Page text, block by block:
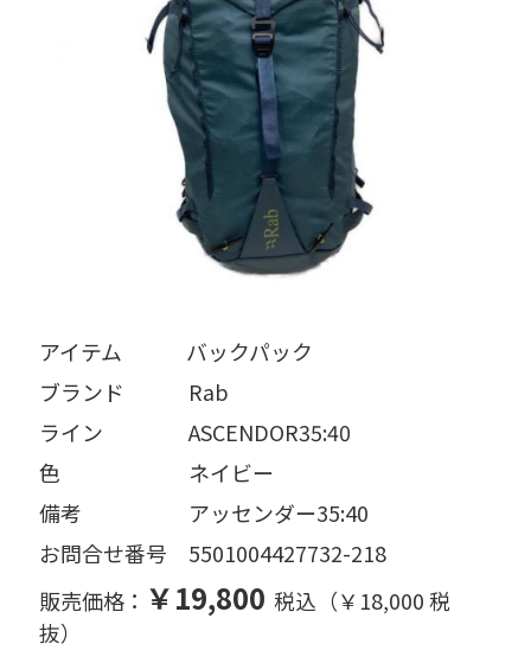
アイテム   バックパック
ブランド   Rab
ライン    ASCENDOR35:40
色      ネイビー
備考     アッセンダー35:40
お問合せ番号 5501004427732-218
販売価格： ￥19,800 税込（￥18,000 税
抜）